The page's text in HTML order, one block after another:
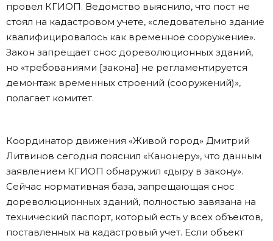
провел КГИОП. Ведомство выяснило, что пост не
стоял на кадастровом учете, «следовательно здание
квалифицировалось как временное сооружение».
Закон запрещает снос дореволюционных зданий,
но «требованиями [закона] не регламентируется
демонтаж временных строений (сооружений)»,
полагает комитет.
Координатор движения «Живой город» Дмитрий
Литвинов сегодня пояснил «Канонеру», что данным
заявлением КГИОП обнаружил «дыру в закону».
Сейчас нормативная база, запрещающая снос
дореволюционных зданий, полностью завязана на
технический паспорт, который есть у всех объектов,
поставленных на кадастровый учет. Если объект